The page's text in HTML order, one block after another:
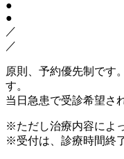
●
●
／
／
原則、予約優先制です
す。
当日急患で受診希望さ
※ただし治療内容によ
※受付は、診療時間終